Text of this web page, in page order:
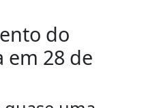
do
em 28 de